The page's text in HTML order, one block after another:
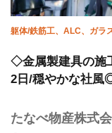
躯体/鉄筋工、ALC、ガラ
◇金属製建具の施
2日/穏やかな社風
たなべ物産株式